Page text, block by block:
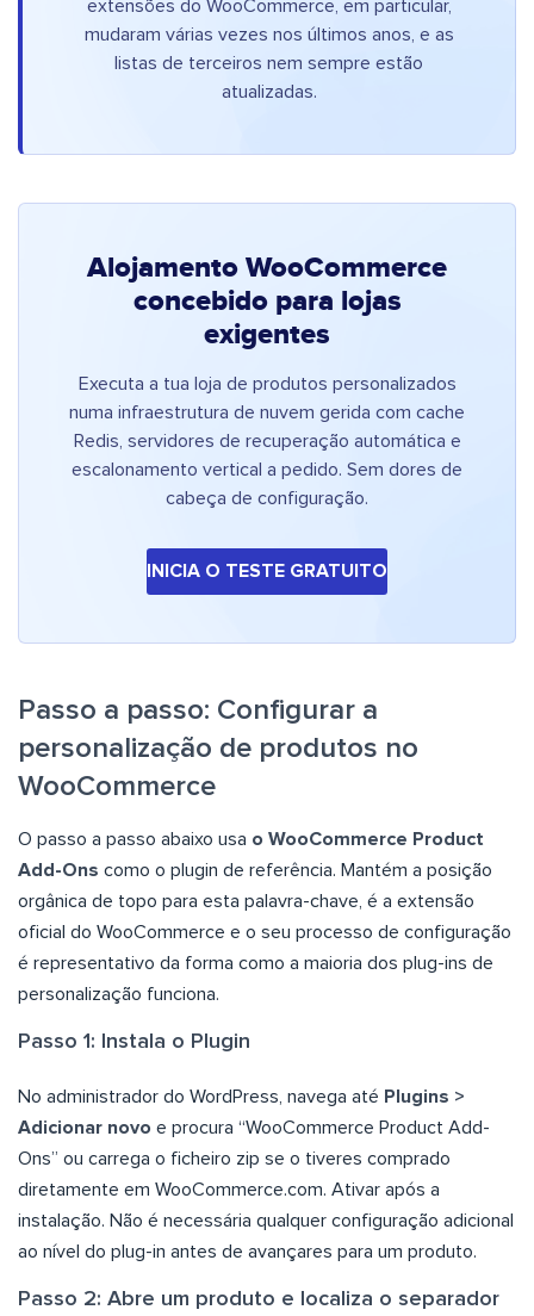
extensões do WooCommerce, em particular,
mudaram várias vezes nos últimos anos, e as
listas de terceiros nem sempre estão
atualizadas.
Alojamento WooCommerce
concebido para lojas
exigentes
Executa a tua loja de produtos personalizados
numa infraestrutura de nuvem gerida com cache
Redis, servidores de recuperação automática e
escalonamento vertical a pedido. Sem dores de
cabeça de configuração.
INICIA O TESTE GRATUITO
Passo a passo: Configurar a
personalização de produtos no
WooCommerce
O passo a passo abaixo usa o WooCommerce Product
Add-Ons como o plugin de referência. Mantém a posição
orgânica de topo para esta palavra-chave, é a extensão
oficial do WooCommerce e o seu processo de configuração
é representativo da forma como a maioria dos plug-ins de
personalização funciona.
Passo 1: Instala o Plugin
No administrador do WordPress, navega até Plugins >
Adicionar novo e procura “WooCommerce Product Add-
Ons” ou carrega o ficheiro zip se o tiveres comprado
diretamente em WooCommerce.com. Ativar após a
instalação. Não é necessária qualquer configuração adicional
ao nível do plug-in antes de avançares para um produto.
Passo 2: Abre um produto e localiza o separador